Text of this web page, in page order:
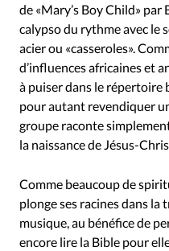
de «Mary’s Boy Child» par
calypso du rythme avec le
acier ou «casseroles».
d’influences africaines et
à puiser dans le répertoire
pour autant revendiquer
groupe raconte
la naissance de Jésus-
Comme beaucoup de
plonge ses racines dans
musique, au bénéfice de
encore lire la Bible pour